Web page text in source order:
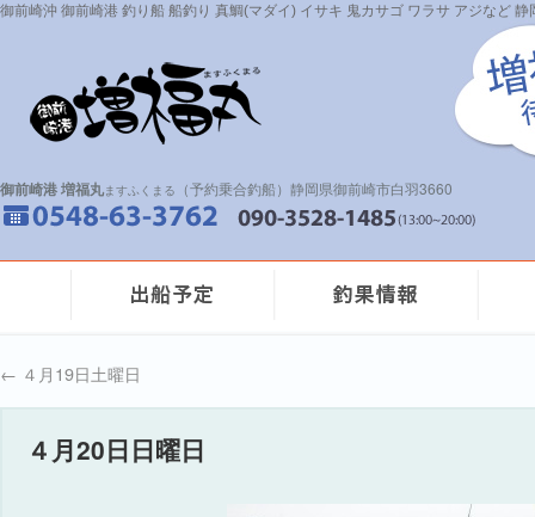
御前崎沖 御前崎港 釣り船 船釣り 真鯛(マダイ) イサキ 鬼カサゴ ワラサ アジなど
御前崎港 増福丸ますふくまる （予約乗合釣船）静岡県御前崎市白羽3660
← ４月19日土曜日
４月20日日曜日